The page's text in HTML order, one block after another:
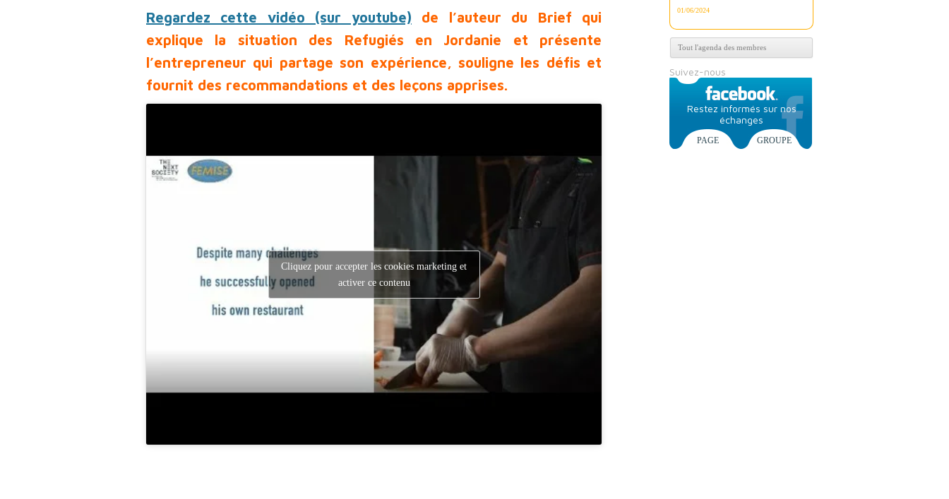
Regardez cette vidéo (sur youtube) de l’auteur du Brief qui
explique la situation des Refugiés en Jordanie et présente
l’entrepreneur qui partage son expérience, souligne les défis et
fournit des recommandations et des leçons apprises.
Cliquez pour accepter les cookies marketing et
activer ce contenu
01/06/2024
Tout l'agenda des membres
Suivez-nous
Restez informés sur nos
échanges
PAGE GROUPE